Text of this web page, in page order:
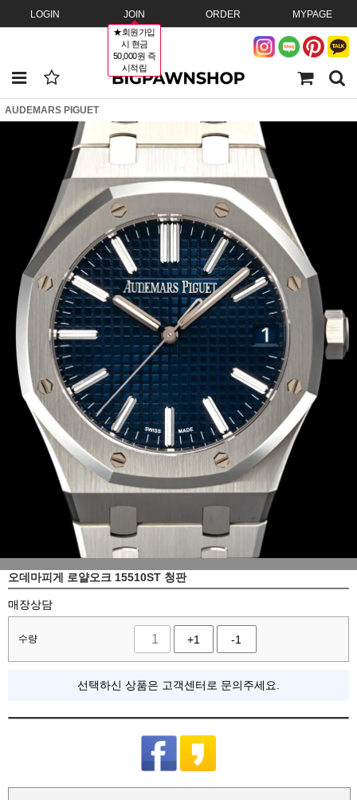
LOGIN JOIN
★회원가입
시 현금
50,000원 즉
시적립
ORDER MYPAGE
AUDEMARS PIGUET
오데마피게 로얄오크 15510ST 청판
매장상담
수량 +1 -1
선택하신 상품은 고객센터로 문의주세요.